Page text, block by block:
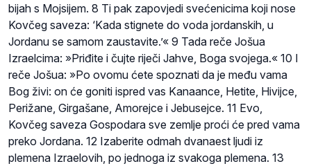
bijah s Mojsijem. 8 Ti pak zapovjedi svećenicima koji nose
Kovčeg saveza: ‘Kada stignete do voda jordanskih, u
Jordanu se samom zaustavite.’« 9 Tada reče Jošua
Izraelcima: »Priđite i čujte riječi Jahve, Boga svojega.« 10 I
reče Jošua: »Po ovomu ćete spoznati da je među vama
Bog živi: on će goniti ispred vas Kanaance, Hetite, Hivijce,
Perižane, Girgašane, Amorejce i Jebusejce. 11 Evo,
Kovčeg saveza Gospodara sve zemlje proći će pred vama
preko Jordana. 12 Izaberite odmah dvanaest ljudi iz
plemena Izraelovih, po jednoga iz svakoga plemena. 13